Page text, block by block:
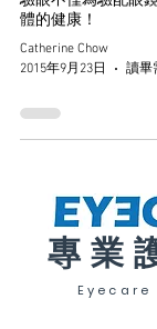
體的健康！
Catherine Chow
2015年9月23日
讀畢
專業